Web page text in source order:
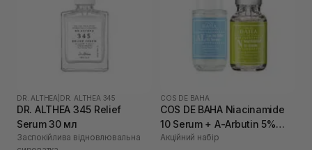
DR. ALTHEA DR. ALTHEA 345
DR. ALTHEA 345 Relief
Serum 30 мл
Заспокійлива відновлювальна
COS DE BAHA
COS DE BAHA Niacinamide
10 Serum + A-Arbutin 5%
Licorice AL
Акційний набір